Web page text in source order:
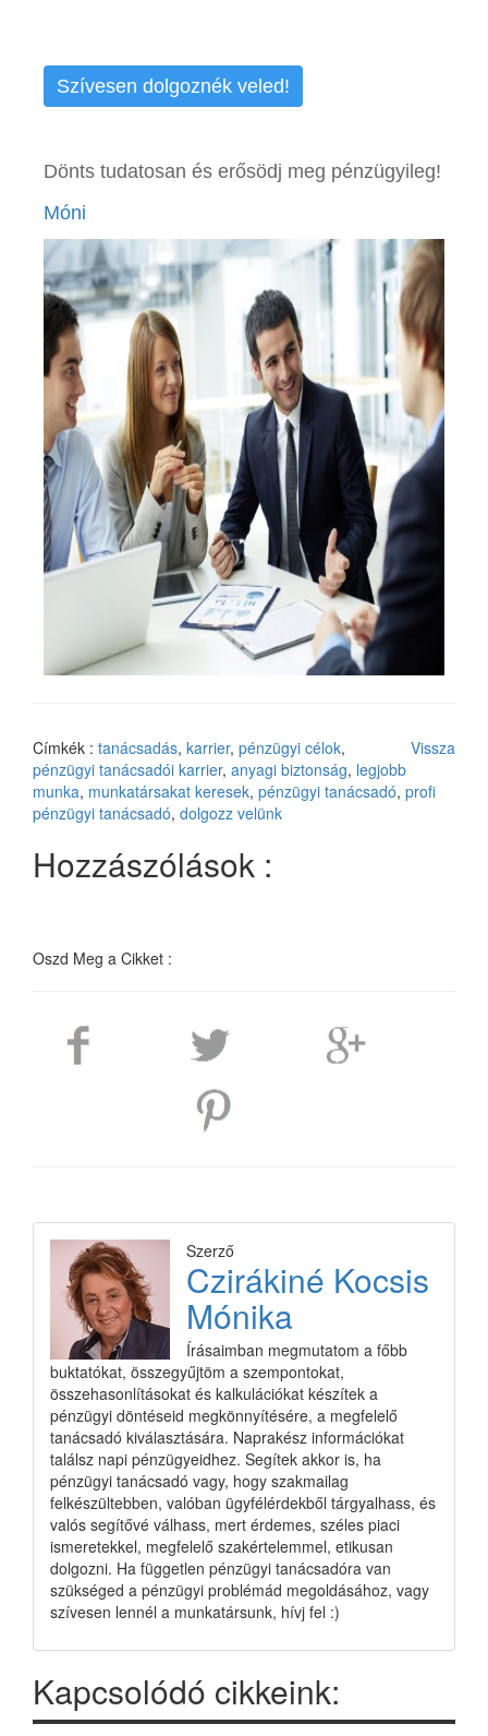
Szívesen dolgoznék veled!
Dönts tudatosan és erősödj meg pénzügyileg!
Móni
Vissza
Címkék : tanácsadás, karrier, pénzügyi célok,
pénzügyi tanácsadói karrier, anyagi biztonság, legjobb
munka, munkatársakat keresek, pénzügyi tanácsadó, profi
pénzügyi tanácsadó, dolgozz velünk
Hozzászólások :
Oszd Meg a Cikket :
Szerző
Czirákiné Kocsis
Mónika
Írásaimban megmutatom a főbb
buktatókat, összegyűjtöm a szempontokat,
összehasonlításokat és kalkulációkat készítek a
pénzügyi döntéseid megkönnyítésére, a megfelelő
tanácsadó kiválasztására. Naprakész információkat
találsz napi pénzügyeidhez. Segítek akkor is, ha
pénzügyi tanácsadó vagy, hogy szakmailag
felkészültebben, valóban ügyfélérdekből tárgyalhass, és
valós segítővé válhass, mert érdemes, széles piaci
ismeretekkel, megfelelő szakértelemmel, etikusan
dolgozni. Ha független pénzügyi tanácsadóra van
szükséged a pénzügyi problémád megoldásához, vagy
szívesen lennél a munkatársunk, hívj fel :)
Kapcsolódó cikkeink: